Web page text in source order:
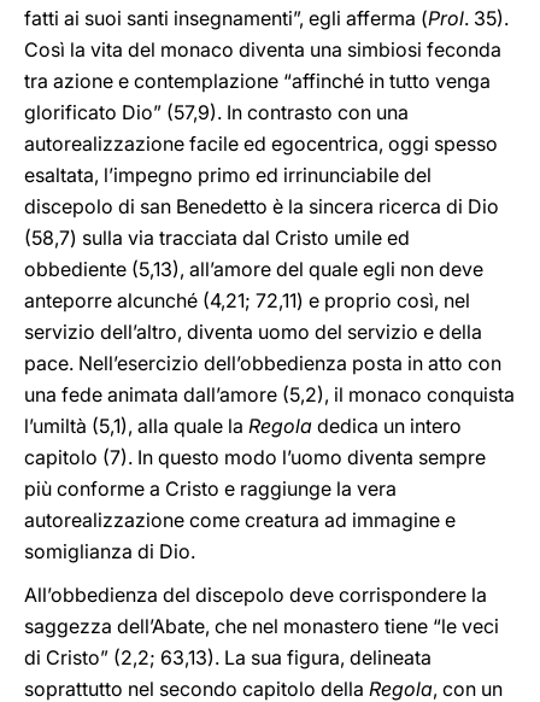
fatti ai suoi santi insegnamenti”, egli afferma (Prol. 35).
Così la vita del monaco diventa una simbiosi feconda
tra azione e contemplazione “affinché in tutto venga
glorificato Dio” (57,9). In contrasto con una
autorealizzazione facile ed egocentrica, oggi spesso
esaltata, l’impegno primo ed irrinunciabile del
discepolo di san Benedetto è la sincera ricerca di Dio
(58,7) sulla via tracciata dal Cristo umile ed
obbediente (5,13), all’amore del quale egli non deve
anteporre alcunché (4,21; 72,11) e proprio così, nel
servizio dell’altro, diventa uomo del servizio e della
pace. Nell’esercizio dell’obbedienza posta in atto con
una fede animata dall’amore (5,2), il monaco conquista
l’umiltà (5,1), alla quale la Regola dedica un intero
capitolo (7). In questo modo l’uomo diventa sempre
più conforme a Cristo e raggiunge la vera
autorealizzazione come creatura ad immagine e
somiglianza di Dio.
All’obbedienza del discepolo deve corrispondere la
saggezza dell’Abate, che nel monastero tiene “le veci
di Cristo” (2,2; 63,13). La sua figura, delineata
soprattutto nel secondo capitolo della Regola, con un